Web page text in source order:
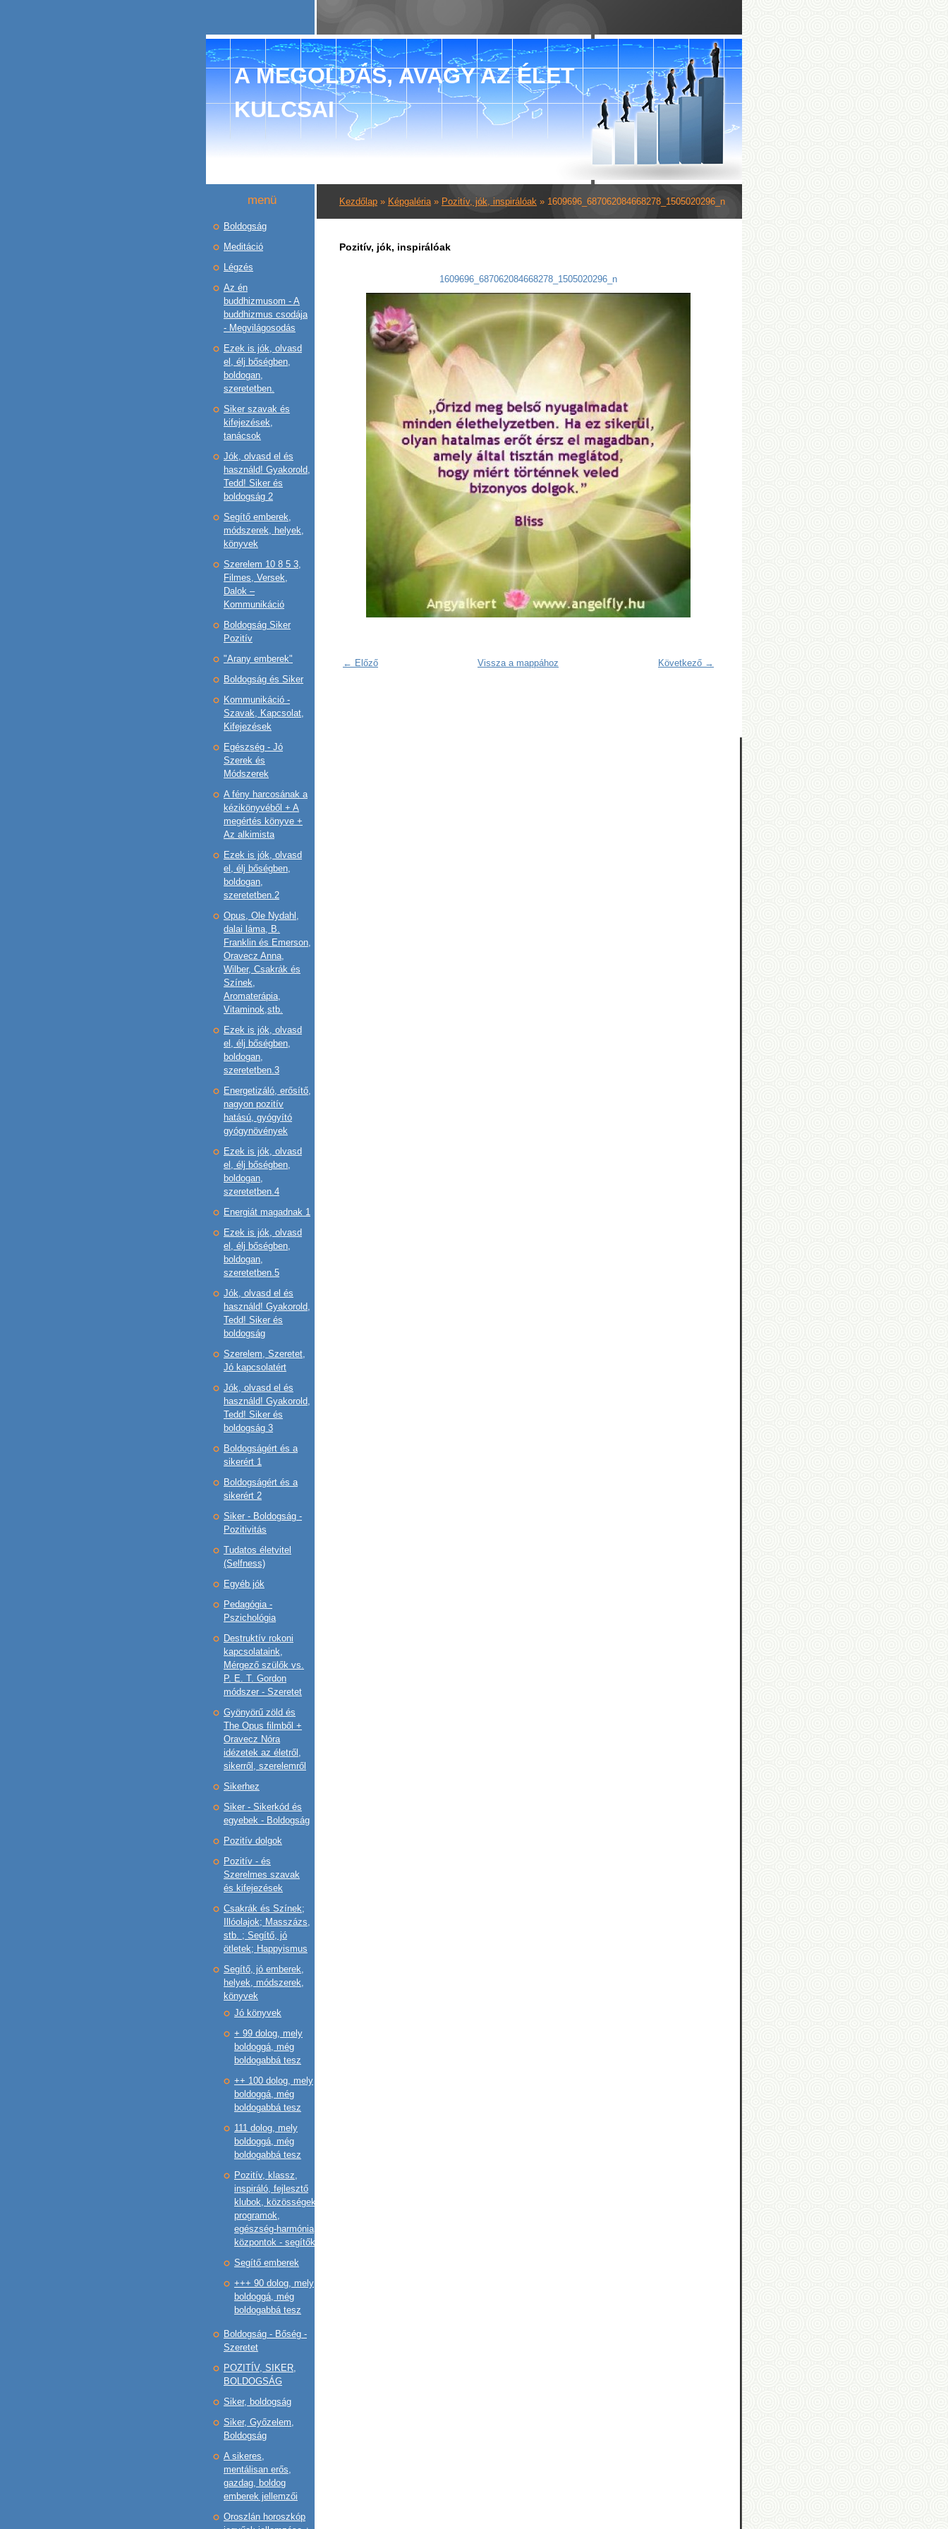
A MEGOLDÁS, AVAGY AZ ÉLET
KULCSAI
Kezdőlap » Képgaléria» Pozitív, jók, inspirálóak » 1609696_687062084668278_1505020296_n
Pozitív, jók, inspirálóak
1609696_687062084668278_1505020296_n
← Előző Következő →
Vissza a mappához
menü
Boldogság
Meditáció
Légzés
Az én
buddhizmusom - A
buddhizmus csodája
- Megvilágosodás
Ezek is jók, olvasd
el, élj bőségben,
boldogan,
szeretetben.
Siker szavak és
kifejezések,
tanácsok
Jók, olvasd el és
használd! Gyakorold,
Tedd! Siker és
boldogság 2
Segítő emberek,
módszerek, helyek,
könyvek
Szerelem 10 8 5 3,
Filmes, Versek,
Dalok –
Kommunikáció
Boldogság Siker
Pozitív
"Arany emberek"
Boldogság és Siker
Kommunikáció -
Szavak, Kapcsolat,
Kifejezések
Egészség - Jó
Szerek és
Módszerek
A fény harcosának a
kézikönyvéből + A
megértés könyve +
Az alkimista
Ezek is jók, olvasd
el, élj bőségben,
boldogan,
szeretetben.2
Opus, Ole Nydahl,
dalai láma, B.
Franklin és Emerson,
Oravecz Anna,
Wilber, Csakrák és
Színek,
Aromaterápia,
Vitaminok,stb.
Ezek is jók, olvasd
el, élj bőségben,
boldogan,
szeretetben.3
Energetizáló, erősítő,
nagyon pozitív
hatású, gyógyító
gyógynövények
Ezek is jók, olvasd
el, élj bőségben,
boldogan,
szeretetben.4
Energiát magadnak 1
Ezek is jók, olvasd
el, élj bőségben,
boldogan,
szeretetben.5
Jók, olvasd el és
használd! Gyakorold,
Tedd! Siker és
boldogság
Szerelem, Szeretet,
Jó kapcsolatért
Jók, olvasd el és
használd! Gyakorold,
Tedd! Siker és
boldogság 3
Boldogságért és a
sikerért 1
Boldogságért és a
sikerért 2
Siker - Boldogság -
Pozitivitás
Tudatos életvitel
(Selfness)
Egyéb jók
Pedagógia -
Pszichológia
Destruktív rokoni
kapcsolataink,
Mérgező szülők vs.
P. E. T. Gordon
módszer - Szeretet
Gyönyörű zöld és
The Opus filmből +
Oravecz Nóra
idézetek az életről,
sikerről, szerelemről
Sikerhez
Siker - Sikerkód és
egyebek - Boldogság
Pozitív dolgok
Pozitív - és
Szerelmes szavak
és kifejezések
Csakrák és Színek;
Illóolajok; Masszázs,
stb. ; Segítő, jó
ötletek; Happyismus
Segítő, jó emberek,
helyek, módszerek,
könyvek
Jó könyvek
+ 99 dolog, mely
boldoggá, még
boldogabbá tesz
++ 100 dolog, mely
boldoggá, még
boldogabbá tesz
111 dolog, mely
boldoggá, még
boldogabbá tesz
Pozitív, klassz,
inspiráló, fejlesztő
klubok, közösségek,
programok,
egészség-harmónia
központok - segítők
Segítő emberek
+++ 90 dolog, mely
boldoggá, még
boldogabbá tesz
Boldogság - Bőség -
Szeretet
POZITÍV, SIKER,
BOLDOGSÁG
Siker, boldogság
Siker, Győzelem,
Boldogság
A sikeres,
mentálisan erős,
gazdag, boldog
emberek jellemzői
Oroszlán horoszkóp